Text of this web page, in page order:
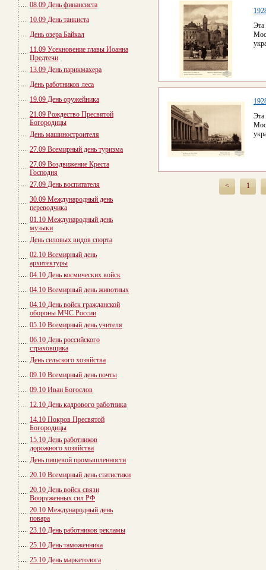
08.09 День финансиста
10.09 День танкиста
День озера Байкал
11.09 Усекновение главы Иоанна
Предтечи
13.09 День парикмахера
День работников леса
19.09 День оружейника
21.09 Рождество Пресвятой
Богородицы
День машиностроителя
27.09 Всемирный день туризма
27.09 Воздвижение Креста
Господня
27.09 День воспитателя
30.09 Международный день
переводчика
01.10 Международный день
музыки
День силовых видов спорта
02.10 Всемирный день
архитектуры
04.10 День космических войск
04.10 Всемирный день животных
04.10 День войск гражданской
обороны МЧС России
05.10 Всемирный день учителя
06.10 День российского
страховщика
День сельского хозяйства
09.10 Всемирный день почты
09.10 Иван Богослов
12.10 День кадрового работника
14.10 Покров Пресвятой
Богородицы
15.10 День работников
дорожного хозяйства
День пищевой промышленности
20.10 Всемирный день статистики
20.10 День войск связи
Вооруженных сил РФ
20.10 Международный день
повара
23.10 День работников рекламы
25.10 День таможенника
25.10 День маркетолога
< 1